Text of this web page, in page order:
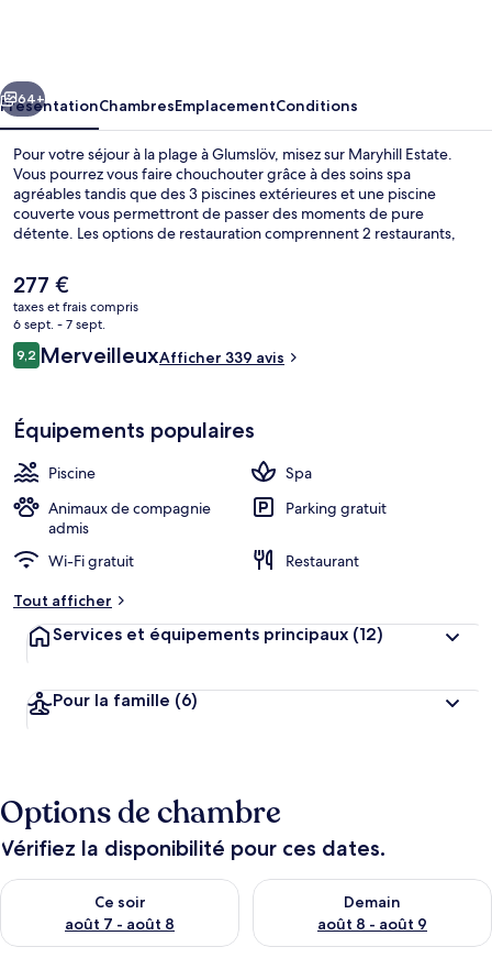
Suivant
64+
PrésentationChambresEmplacementConditions
Pour votre séjour à la plage à Glumslöv, misez sur Maryhill Estate.
Vous pourrez vous faire chouchouter grâce à des soins spa
agréables tandis que des 3 piscines extérieures et une piscine
couverte vous permettront de passer des moments de pure
détente. Les options de restauration comprennent 2 restaurants,
rafraîchissantes. Cet hôtel de luxe abrite en outre un centre de
remise en forme ouvert 24 h/24, une salle de fitness et une piscine
extérieure en saison.
Le
prix
actuel
est
de
277 €
taxes et frais compris
6 sept. - 7 sept.
Avis
voyageurs
9,29,2 sur 10
MerveilleuxAfficher 339 avis
Équipements populaires
Piscine
Spa
Animaux de compagnie
admis
Parking gratuit
Wi-Fi gratuit
Restaurant
Tout afficher
Services et équipements principaux (12)
Pour la famille (6)
Options de chambre
Vérifiez la disponibilité pour ces dates.
Ce soir
août 7 - août 8
Vérifier la disponibilité pour ce soir août 7 - août 8
Demain
août 8 - août 9
Vérifier la disponibilité pour